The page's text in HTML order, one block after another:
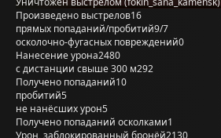
Произведено выстрелов16
прямых попаданий/пробитий9/7
осколочно-фугасных повреждений0
Нанесение урона2480
с дистанции свыше 300 м292
Получено попаданий10
пробитий5
не нанёсших урон5
Получено попаданий осколками1
Урон, заблокированный бронёй2130